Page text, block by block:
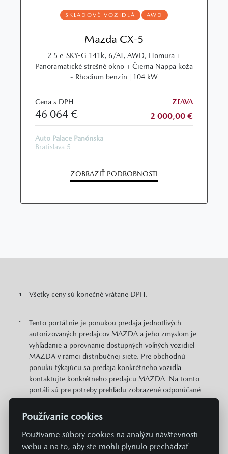
SKLADOVÉ VOZIDLÁ AWD
Mazda CX-5
2.5 e-SKY-G 141k, 6/AT, AWD, Homura +
Panoramatické strešné okno + Čierna Nappa koža
- Rhodium benzín | 104 kW
Cena s DPH
46 064 €
ZĽAVA
2 000,00 €
Auto Palace Panónska
Bratislava 5
ZOBRAZIŤ PODROBNOSTI
1 Všetky ceny sú konečné vrátane DPH.
*
Tento portál nie je ponukou predaja jednotlivých
autorizovaných predajcov MAZDA a jeho zmyslom je
vyhľadanie a porovnanie dostupných voľných vozidiel
MAZDA v rámci distribučnej siete. Pre obchodnú
ponuku týkajúcu sa predaja konkrétneho vozidla
kontaktujte konkrétneho predajcu MAZDA. Na tomto
portáli sú pre potreby prehľadu zobrazené odporúčané
DPH. Zobrazené môžu byť aj informácie o plošne
predajnej sieti MAZDA vzťahujúcich sa na daný model.
Zobrazené cena neobsahuje prípravu a aktiváciu vozidla
Používanie cookies
Používame súbory cookies na analýzu návštevnosti
webu a na to, aby ste mohli plynulo prechádzať